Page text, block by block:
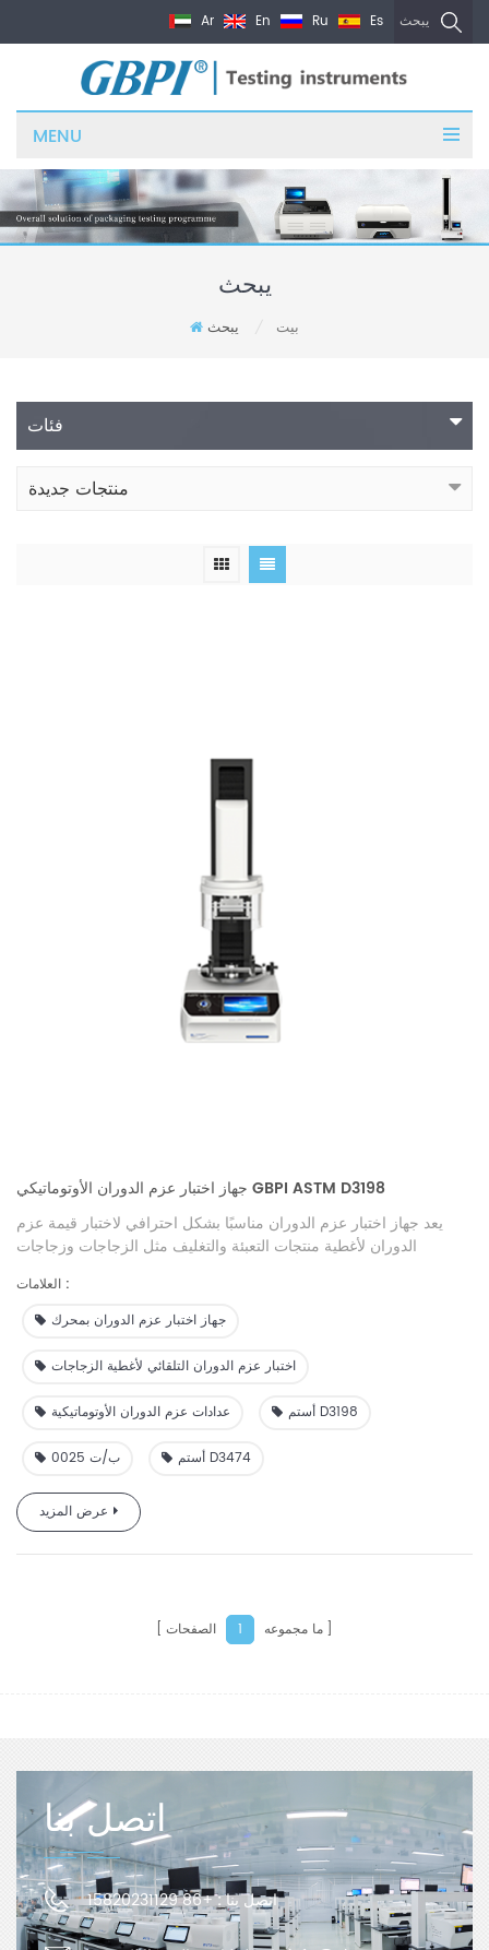
يبحث Ar En Ru Es
MENU
يبحث
بيت يبحث
فئات
منتجات جديدة
جهاز اختبار عزم الدوران الأوتوماتيكي GBPI ASTM D3198
يعد جهاز اختبار عزم الدوران مناسبًا بشكل احترافي لاختبار قيمة عزم
الدوران لأغطية منتجات التعبئة والتغليف مثل الزجاجات وزجاجات
مثالية للاختبار دون الاتصال بالإنترنت أو عبر الإنترنت لوحدات الإنتاج في
صناعة التعبئة والتغليف.
العلامات :
جهاز اختبار عزم الدوران بمحرك
اختبار عزم الدوران التلقائي لأغطية الزجاجات
عدادات عزم الدوران الأوتوماتيكية أستم D3198
ب/ت 0025 أستم D3474
عرض المزيد
ما مجموعه 1 الصفحات
اتصل بنا
اتصل بنا :+86 15820231129